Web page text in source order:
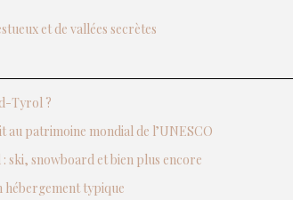
et de vallées secrètes
Tyrol ?
au patrimoine mondial de l’UNESCO
ski, snowboard et bien plus encore
hébergement typique